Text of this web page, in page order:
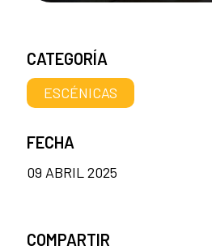
CATEGORÍA
ESCÉNICAS
FECHA
09 ABRIL 2025
COMPARTIR